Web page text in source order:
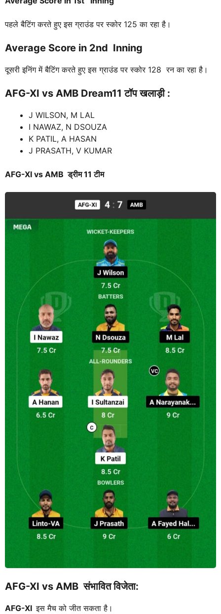
पहले बैटिंग करते हुए इस ग्राउंड पर स्कोर 125 का रहा है।
Average Score in 2nd Inning
दूसरी इनिंग में बैटिंग करते हुए इस ग्राउंड पर स्कोर 128 रन का रहा है।
AFG-XI vs AMB Dream11 टॉप खलाड़ी :
J WILSON, M LAL
I NAWAZ, N DSOUZA
K PATIL, A HASAN
J PRASATH, V KUMAR
AFG-XI vs AMBड्रीम 11 टीम
AFG-XI vs AMB संभावित विजेता:
AFG-XIइस मैच को जीत सकता है।